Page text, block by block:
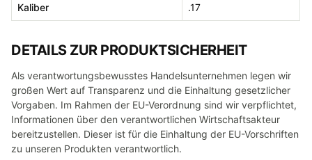
Kaliber .17
DETAILS ZUR PRODUKTSICHERHEIT
Als verantwortungsbewusstes Handelsunternehmen legen wir
großen Wert auf Transparenz und die Einhaltung gesetzlicher
Vorgaben. Im Rahmen der EU-Verordnung sind wir verpflichtet,
Informationen über den verantwortlichen Wirtschaftsakteur
bereitzustellen. Dieser ist für die Einhaltung der EU-Vorschriften
zu unseren Produkten verantwortlich.